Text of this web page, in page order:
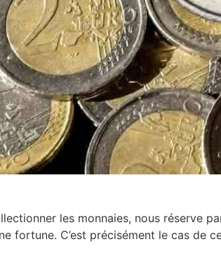
les monnaies, nous réserve
fortune. C’est précisément le cas